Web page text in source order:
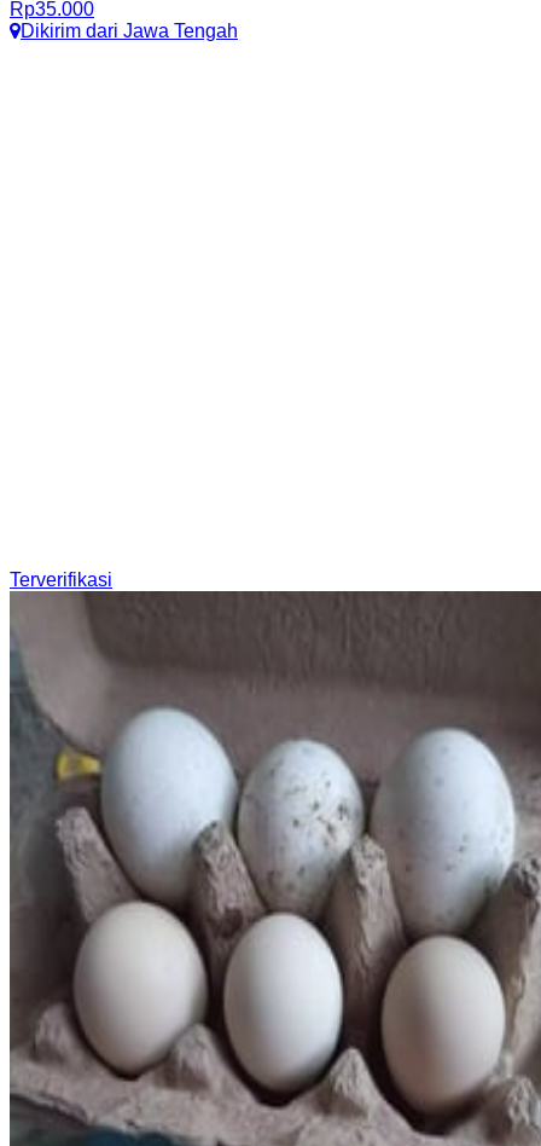
Rp35.000
Dikirim dari Jawa Tengah
Terverifikasi